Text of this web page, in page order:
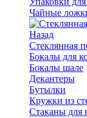
Чайные
Назад
Стеклянная
Бокалы для
Бокалы шале
Декантеры
Бутылки
Кружки из
Стаканы для